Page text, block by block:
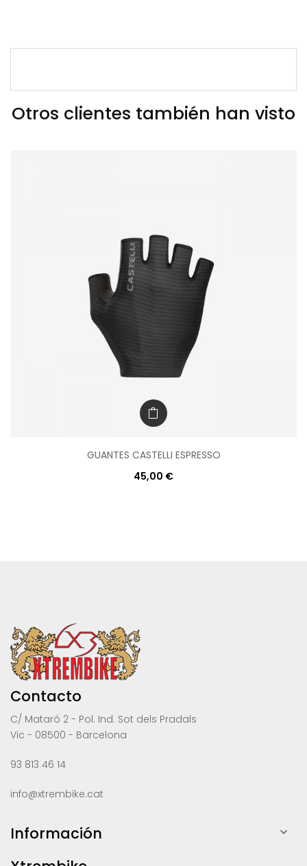
Otros clientes también han visto
GUANTES CASTELLI ESPRESSO
45,00 €
Contacto
C/ Mataró 2 - Pol. Ind. Sot dels Pradals
Vic - 08500 - Barcelona
93 813 46 14
info@xtrembike.cat
Información 